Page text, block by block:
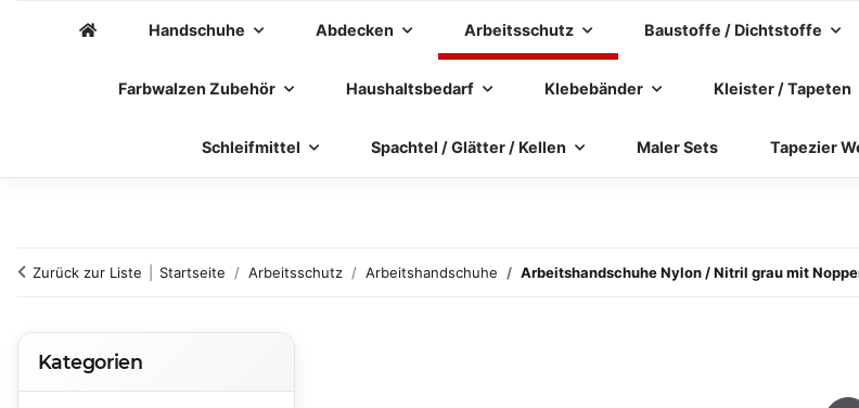
Handschuhe Abdecken Arbeitsschutz Baustoffe / Dichtstoffe
Farbwalzen Zubehör Haushaltsbedarf Klebebänder Kleister / Tapeten
Schleifmittel Spachtel / Glätter / Kellen Maler Sets Tapezier
Zurück zur Liste Startseite Arbeitsschutz Arbeitshandschuhe Arbeitshandschuhe Nylon / Nitril grau mit
Kategorien